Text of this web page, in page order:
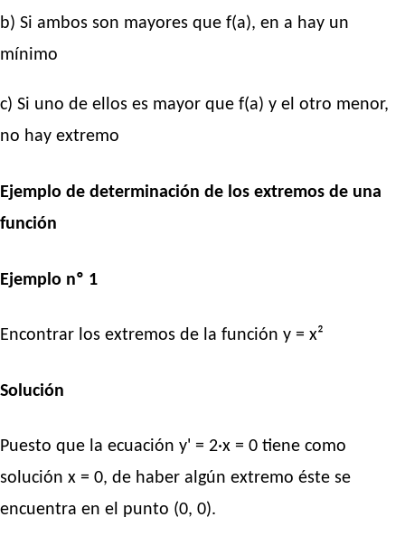
b) Si ambos son mayores que f(a), en a hay un
mínimo
c) Si uno de ellos es mayor que f(a) y el otro menor,
no hay extremo
Ejemplo de determinación de los extremos de una
función
Ejemplo nº 1
Encontrar los extremos de la función y = x²
Solución
Puesto que la ecuación y' = 2·x = 0 tiene como
solución x = 0, de haber algún extremo éste se
encuentra en el punto (0, 0).